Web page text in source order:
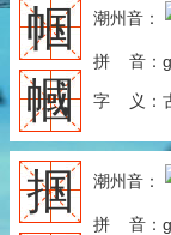
帼
幗
潮州音：
拼 音：
字 义：古
掴
潮州音：
拼 音：